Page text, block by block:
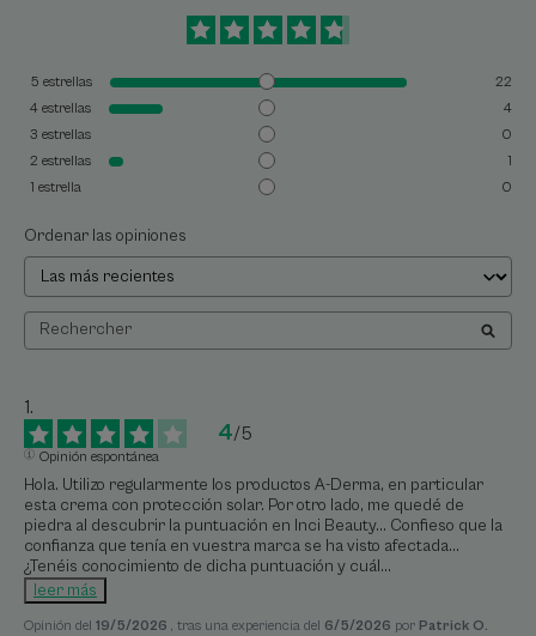
5 estrellas
22
4 estrellas
4
3 estrellas
0
2 estrellas
1
1 estrella 0
Ordenar las opiniones
4/5
Opinión espontánea
Hola. Utilizo regularmente los productos A-Derma, en particular
esta crema con protección solar. Por otro lado, me quedé de
piedra al descubrir la puntuación en Inci Beauty... Confieso que la
confianza que tenía en vuestra marca se ha visto afectada...
¿Tenéis conocimiento de dicha puntuación y cuál ...
leer más
Opinión del 19/5/2026 , tras una experiencia del 6/5/2026 por Patrick O.